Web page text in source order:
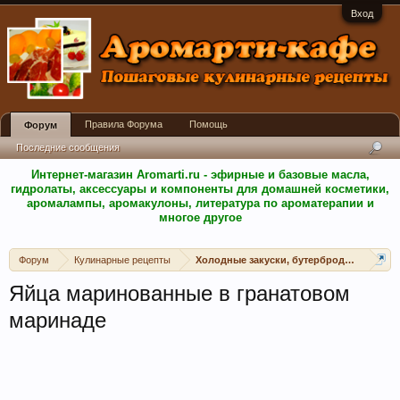
Вход
Интернет-магазин Aromarti.ru - эфирные и базовые масла,
гидролаты, аксессуары и компоненты для домашней косметики,
аромалампы, аромакулоны, литература по ароматерапии и
многое другое
Форум Кулинарные рецепты Холодные закуски, бутерброды, канапе,
Яйца маринованные в гранатовом
маринаде
Форум
Последние сообщения
Правила Форума Помощь